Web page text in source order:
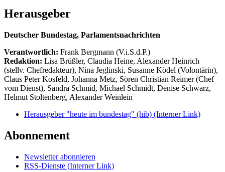
Herausgeber
Deutscher Bundestag, Parlamentsnachrichten
Verantwortlich: Frank Bergmann (V.i.S.d.P.)
Redaktion: Lisa Brüßler, Claudia Heine, Alexander Heinrich
(stellv. Chefredakteur), Nina Jeglinski, Susanne Ködel (Volontärin),
Claus Peter Kosfeld, Johanna Metz, Sören Christian Reimer (Chef
vom Dienst), Sandra Schmid, Michael Schmidt, Denise Schwarz,
Helmut Stoltenberg, Alexander Weinlein
Herausgeber "heute im bundestag" (hib) (Interner Link)
Abonnement
Newsletter abonnieren
RSS-Dienste (Interner Link)